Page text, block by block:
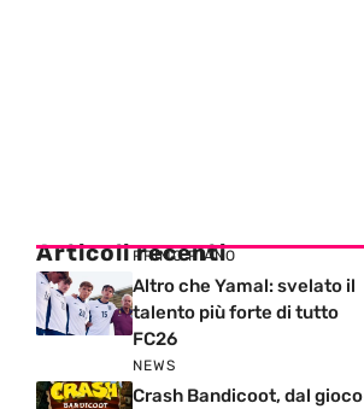
Articoli recenti
PRIMO PIANO
Altro che Yamal: svelato il
talento più forte di tutto
FC26
NEWS
Crash Bandicoot, dal gioco